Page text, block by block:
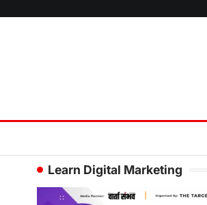
Learn Digital Marketing